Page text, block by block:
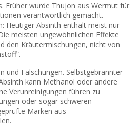
Früher wurde Thujon aus Wermut für
verantwortlich gemacht.
Heutiger Absinth enthält meist nur
meisten ungewöhnlichen Effekte
den Kräutermischungen, nicht von
und Fälschungen. Selbstgebrannter
kann Methanol oder andere
Verunreinigungen führen zu
oder sogar schweren
Marken aus